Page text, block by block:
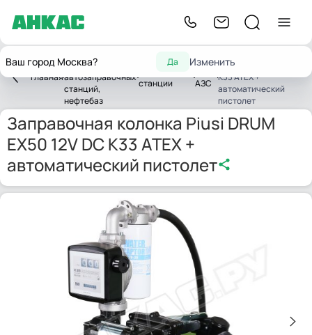
Ваш город Москва? Да Изменить
Главная
для
автозаправочных
станций,
нефтебаз
станции
АЗС
Piusi DRUM EX50 12V DC
K33 ATEX +
автоматический
пистолет
Заправочная колонка Piusi DRUM
EX50 12V DC K33 ATEX +
автоматический пистолет